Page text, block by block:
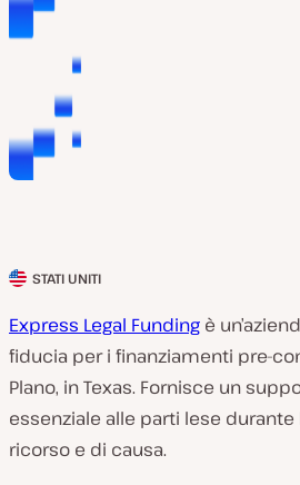
P
a
e
s
e
d
STATI UNITI
Express Legal Funding è
fiducia per i finanziamenti pre-
Plano, in Texas. Fornisce un
essenziale alle parti lese
ricorso e di causa.